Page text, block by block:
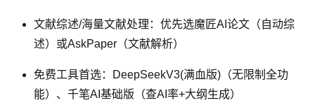
文献综述/海量文献处理：优先选魔匠AI论文（自动综
述）或AskPaper（文献解析）
免费工具首选：DeepSeekV3(满血版)（无限制全功
能）、千笔AI基础版（查AI率+大纲生成）